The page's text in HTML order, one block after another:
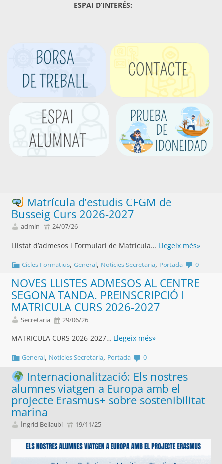
ESPAI D’INTERÉS:
Matrícula d’estudis CFGM de
Busseig Curs 2026-2027
admin 24/07/26
Llistat d’admesos i Formulari de Matrícula… Llegeix més»
Cicles Formatius,General, Noticies Secretaria, Portada 0
NOVES LLISTES ADMESOS AL CENTRE
SEGONA TANDA. PREINSCRIPCIÓ I
MATRICULA CURS 2026-2027
Secretaria 29/06/26
MATRICULA CURS 2026-2027… Llegeix més»
General, Noticies Secretaria, Portada 0
Internacionalització: Els nostres
alumnes viatgen a Europa amb el
projecte Erasmus+ sobre sostenibilitat
marina
Íngrid Bellaubí 19/11/25